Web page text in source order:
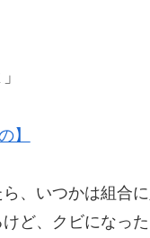
、いつかは組合
ど、クビになっ